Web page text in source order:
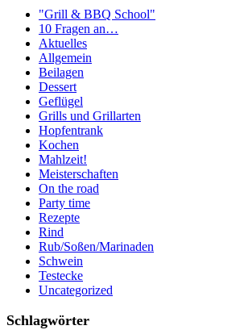
"Grill & BBQ School"
10 Fragen an…
Aktuelles
Allgemein
Beilagen
Dessert
Geflügel
Grills und Grillarten
Hopfentrank
Kochen
Mahlzeit!
Meisterschaften
On the road
Party time
Rezepte
Rind
Rub/Soßen/Marinaden
Schwein
Testecke
Uncategorized
Schlagwörter